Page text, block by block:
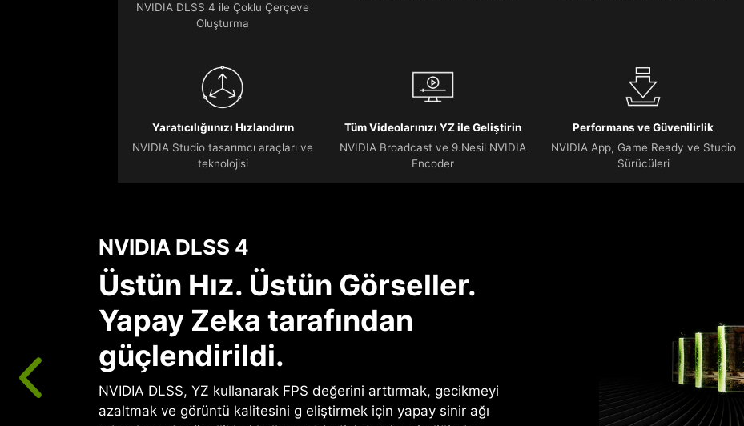
NVIDIA DLSS 4 ile Çoklu Çerçeve
Oluşturma
Yaratıcılığıınızı Hızlandırın
NVIDIA Studio tasarımcı araçları ve
teknolojisi
Tüm Videolarınızı YZ ile Geliştirin
NVIDIA Broadcast ve 9.Nesil NVIDIA
Encoder
Performans ve Güvenilirlik
NVIDIA App, Game Ready ve Studio
Sürücüleri
NVIDIA DLSS 4
Üstün Hız. Üstün Görseller.
Yapay Zeka tarafından
güçlendirildi.
NVIDIA DLSS, YZ kullanarak FPS değerini arttırmak, gecikmeyi
azaltmak ve görüntü kalitesini g eliştirmek için yapay sinir ağı